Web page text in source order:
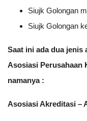
Siujk Golongan
Siujk Golongan
Saat ini ada dua jenis
Asosiasi Perusahaan
namanya :
Asosiasi Akreditasi –